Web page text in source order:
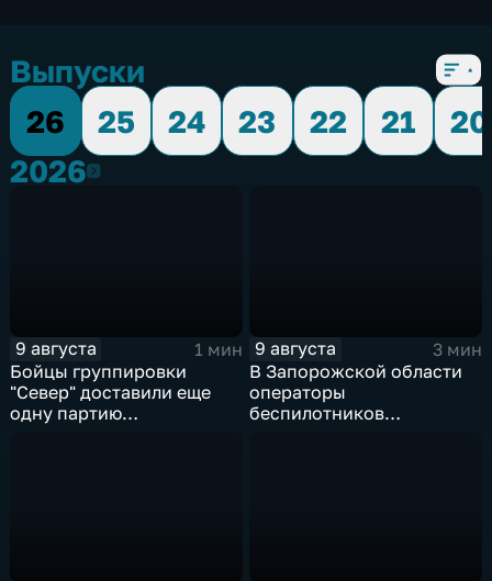
Выпуски
26
25 24 23 22 21
20
20262026
9 августа
1 мин
Бойцы группировки
"Север" доставили еще
одну партию
9 августа
3 мин
В Запорожской области
операторы
беспилотников